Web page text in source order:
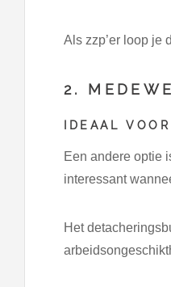
Als zzp’er loop je
2.
IDEAAL
Een andere optie
interessant
Het